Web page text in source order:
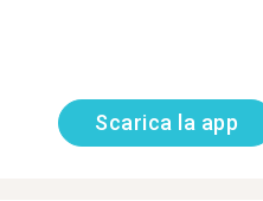
Scarica la app